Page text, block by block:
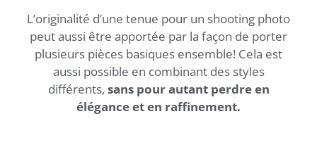
L’originalité d’une tenue pour un shooting photo
peut aussi être apportée par la façon de porter
plusieurs pièces basiques ensemble! Cela est
aussi possible en combinant des styles
différents, sans pour autant perdre en
élégance et en raffinement.